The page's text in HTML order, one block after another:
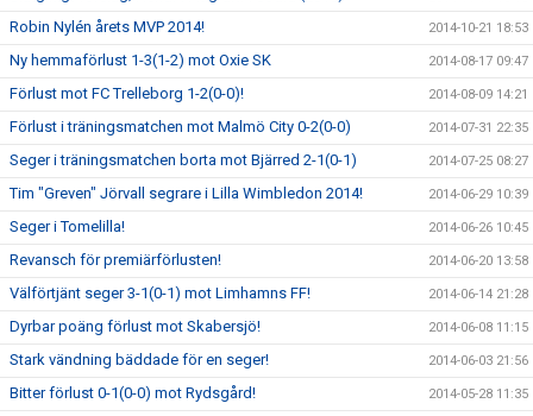
Robin Nylén årets MVP 2014! 2014-10-21 18:53
Ny hemmaförlust 1-3(1-2) mot Oxie SK 2014-08-17 09:47
Förlust mot FC Trelleborg 1-2(0-0)! 2014-08-09 14:21
Förlust i träningsmatchen mot Malmö City 0-2(0-0) 2014-07-31 22:35
Seger i träningsmatchen borta mot Bjärred 2-1(0-1) 2014-07-25 08:27
Tim "Greven" Jörvall segrare i Lilla Wimbledon 2014! 2014-06-29 10:39
Seger i Tomelilla! 2014-06-26 10:45
Revansch för premiärförlusten! 2014-06-20 13:58
Välförtjänt seger 3-1(0-1) mot Limhamns FF! 2014-06-14 21:28
Dyrbar poäng förlust mot Skabersjö! 2014-06-08 11:15
Stark vändning bäddade för en seger! 2014-06-03 21:56
Bitter förlust 0-1(0-0) mot Rydsgård! 2014-05-28 11:35